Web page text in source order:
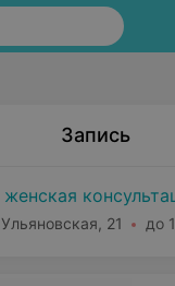
Запись
21 до